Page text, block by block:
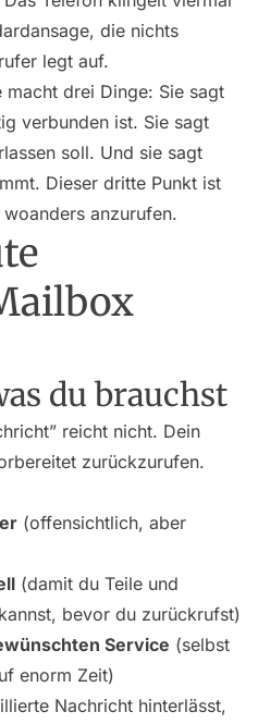
die nichts
legt auf.
drei Dinge: Sie sagt
verbunden ist. Sie sagt
soll. Und sie sagt
Dieser dritte Punkt ist
anzurufen.
du brauchst
reicht nicht. Dein
zurückzurufen.
(offensichtlich, aber
(damit du Teile und
bevor du zurückrufst)
Service (selbst
enorm Zeit)
Nachricht hinterlässt,